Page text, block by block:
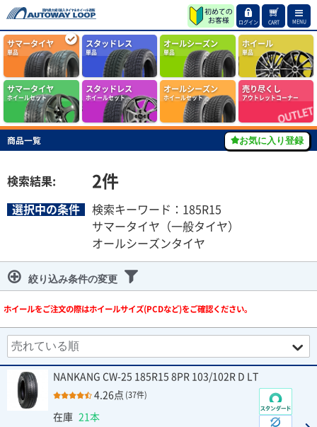
ログイン CART MENU
サマータイヤ
単品
スタッドレス
単品
オールシーズン
単品
ホイール
単品
サマータイヤ
ホイールセット
スタッドレス
ホイールセット
オールシーズン
ホイールセット
売り尽くし
アウトレットコーナー
商品一覧
検索結果: 2件
選択中の条件
検索キーワード：185R15
サマータイヤ（一般タイヤ）
オールシーズンタイヤ
絞り込み条件の変更
ホイールをご注文の際はホイールサイズ(PCDなど)をご確認ください。
お気に入り登録
NANKANG CW-25 185R15 8PR 103/102R D LT
4.26点 (37件)
在庫 21本